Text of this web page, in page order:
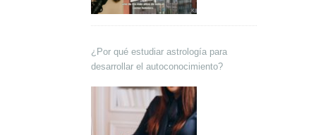
¿Por qué estudiar astrología para
desarrollar el autoconocimiento?